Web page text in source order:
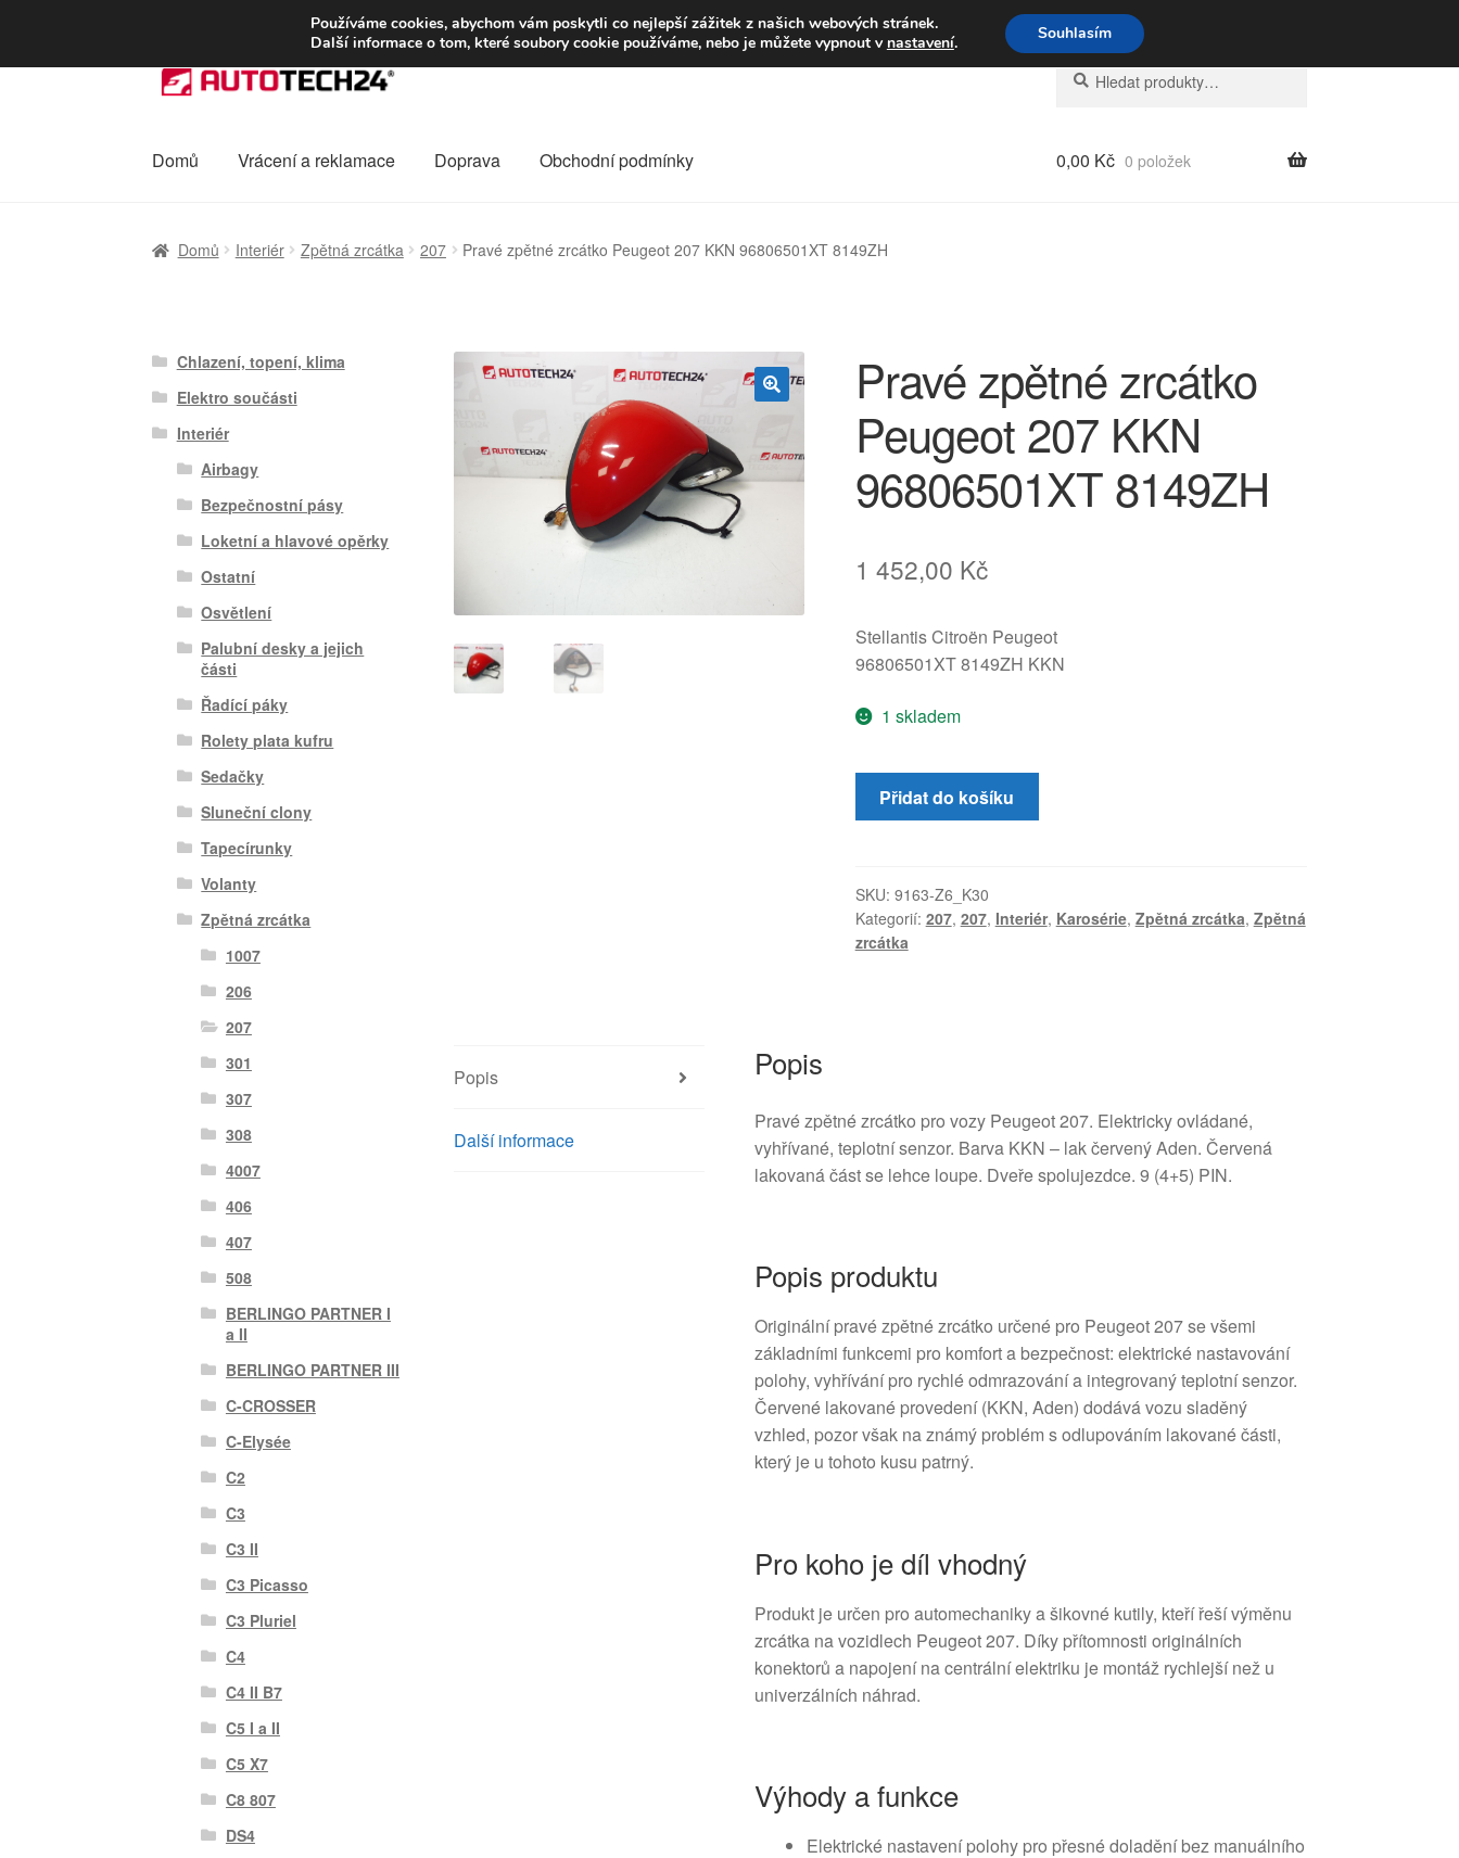
DOPRAVA od 139,-Kč Volejte po-pá 9-16 704 494 494
Přeskočit
na
Přejít
webu
Hledat:
Hledat
Domů Vrácení a reklamace Doprava Obchodní podmínky 0,00 Kč 0 položek
Domů Interiér Zpětná zrcátka 207 Pravé zpětné zrcátko Peugeot 207 KKN 96806501XT 8149ZH
Pravé zpětné zrcátko
Peugeot 207 KKN
96806501XT 8149ZH
1 452,00 Kč
Stellantis Citroën Peugeot
96806501XT 8149ZH KKN
1 skladem
Pravé
zpětné
207
KKN
96806501XT
Přidat do košíku
SKU: 9163-Z6_K30
Kategorií: 207, 207, Interiér, Karosérie, Zpětná zrcátka, Zpětná
zrcátka
Popis
Další informace
Popis
Pravé zpětné zrcátko pro vozy Peugeot 207. Elektricky ovládané,
vyhřívané, teplotní senzor. Barva KKN – lak červený Aden. Červená
lakovaná část se lehce loupe. Dveře spolujezdce. 9 (4+5) PIN.
Popis produktu
Originální pravé zpětné zrcátko určené pro Peugeot 207 se všemi
základními funkcemi pro komfort a bezpečnost: elektrické nastavování
polohy, vyhřívání pro rychlé odmrazování a integrovaný teplotní senzor.
Červené lakované provedení (KKN, Aden) dodává vozu sladěný
vzhled, pozor však na známý problém s odlupováním lakované části,
který je u tohoto kusu patrný.
Pro koho je díl vhodný
Produkt je určen pro automechaniky a šikovné kutily, kteří řeší výměnu
zrcátka na vozidlech Peugeot 207. Díky přítomnosti originálních
konektorů a napojení na centrální elektriku je montáž rychlejší než u
univerzálních náhrad.
Výhody a funkce
Elektrické nastavení polohy pro přesné doladění bez manuálního
Chlazení, topení, klima
Elektro součásti
Interiér
Airbagy
Bezpečnostní pásy
Loketní a hlavové opěrky
Ostatní
Osvětlení
Palubní desky a jejich
části
Řadící páky
Rolety plata kufru
Sedačky
Sluneční clony
Tapecírunky
Volanty
Zpětná zrcátka
1007
206
207
301
307
308
4007
406
407
508
BERLINGO PARTNER I
a II
BERLINGO PARTNER III
C-CROSSER
C-Elysée
C2
C3
C3 II
C3 Picasso
C3 Pluriel
C4
C4 II B7
C5 I a II
C5 X7
C8 807
DS4
Používáme cookies, abychom vám poskytli co nejlepší zážitek z našich webových stránek.
Další informace o tom, které soubory cookie používáme, nebo je můžete vypnout v nastavení. Souhlasím